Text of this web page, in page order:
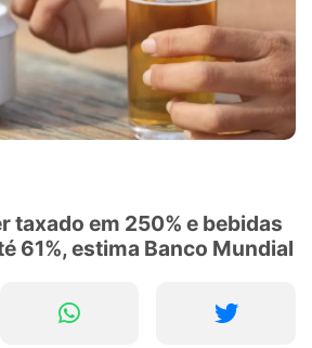
taxado em 250% e bebidas
61%, estima Banco Mundial